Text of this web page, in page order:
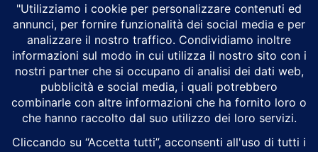
Alground Geopolitica e Cyberwarfare.
Da una idea di Brunilde Trizio
Alground fa parte del Gruppo Trizio
SEGUICI